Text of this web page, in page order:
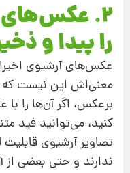
2. عکس‌های
را پیدا و
عکس‌های آرشیوی
معنی‌اش این نیست که
برعکس، اگر آن‌ها را
کنید،‌ می‌توانید فید
تصاویر آرشیوی قابلیت
ندارند و حتی بعضی